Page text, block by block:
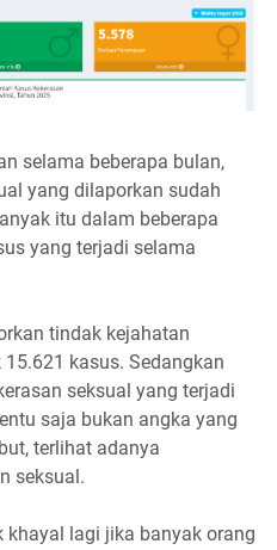
selama beberapa bulan,
yang dilaporkan sudah
itu dalam beberapa
yang terjadi selama
tindak kejahatan
kasus. Sedangkan
seksual yang terjadi
saja bukan angka yang
terlihat adanya
seksual.
lagi jika banyak orang